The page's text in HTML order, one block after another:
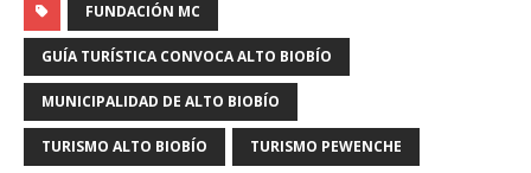
FUNDACIÓN MC
GUÍA TURÍSTICA CONVOCA ALTO BIOBÍO
MUNICIPALIDAD DE ALTO BIOBÍO
TURISMO ALTO BIOBÍO TURISMO PEWENCHE